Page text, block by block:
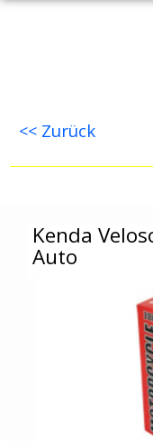
<< Zurück
Kenda
Auto